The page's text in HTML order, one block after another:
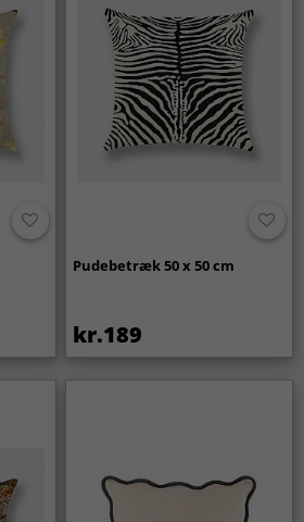
Pudebetræk 50 x 50 cm
kr.189